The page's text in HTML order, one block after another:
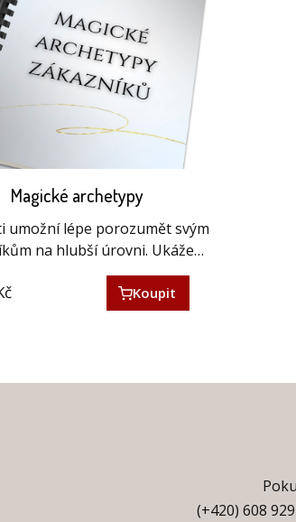
Magické archetypy
umožní lépe porozumět svým
na hlubší úrovni. Ukáže…
Koupit
(+420) 608